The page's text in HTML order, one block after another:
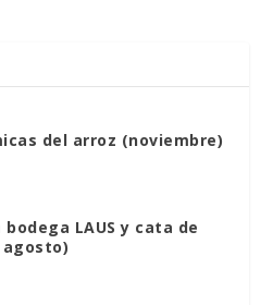
del arroz (noviembre)
bodega LAUS y cata de
agosto)